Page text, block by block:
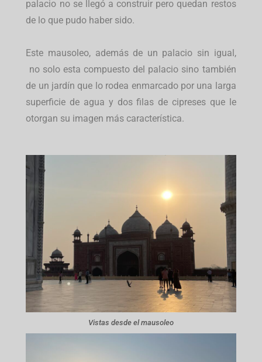
palacio no se llegó a construir pero quedan restos
de lo que pudo haber sido.
Este mausoleo, además de un palacio sin igual,
no solo esta compuesto del palacio sino también
de un jardín que lo rodea enmarcado por una larga
superficie de agua y dos filas de cipreses que le
otorgan su imagen más característica.
Vistas desde el mausoleo